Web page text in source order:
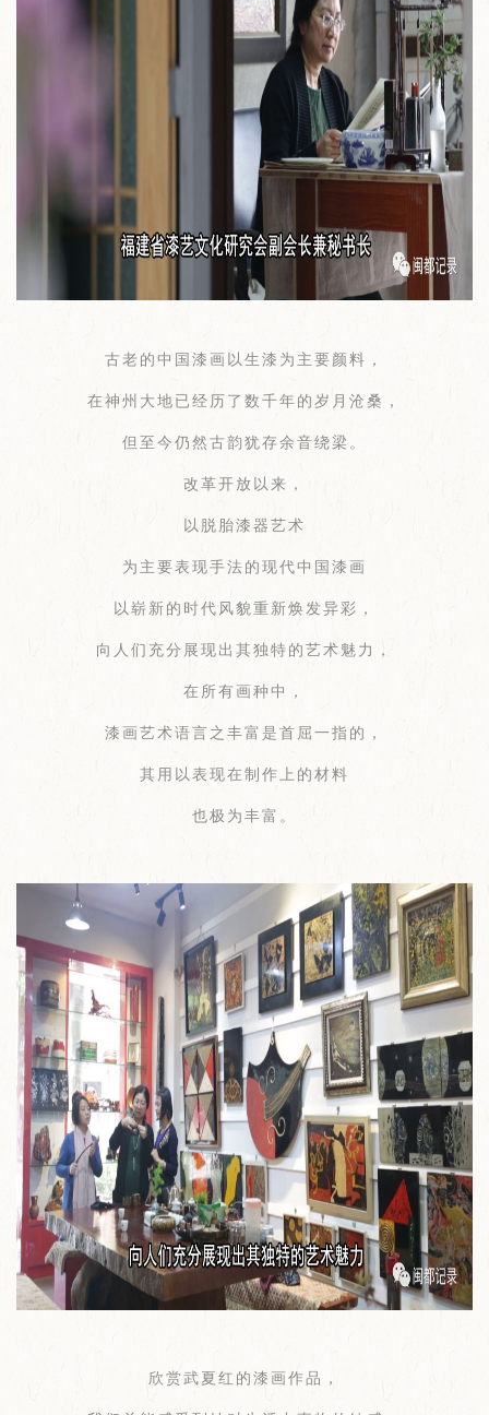
古老的中国漆画以生漆为主要颜料，
在神州大地已经历了数千年的岁月沧桑，
但至今仍然古韵犹存余音绕梁。
改革开放以来，
以脱胎漆器艺术
为主要表现手法的现代中国漆画
以崭新的时代风貌重新焕发异彩，
向人们充分展现出其独特的艺术魅力，
在所有画种中，
漆画艺术语言之丰富是首屈一指的，
其用以表现在制作上的材料
也极为丰富。
欣赏武夏红的漆画作品，